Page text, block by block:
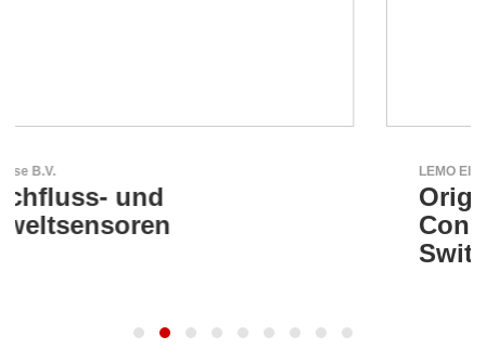
Original Push-Pull-
Connector – Made in